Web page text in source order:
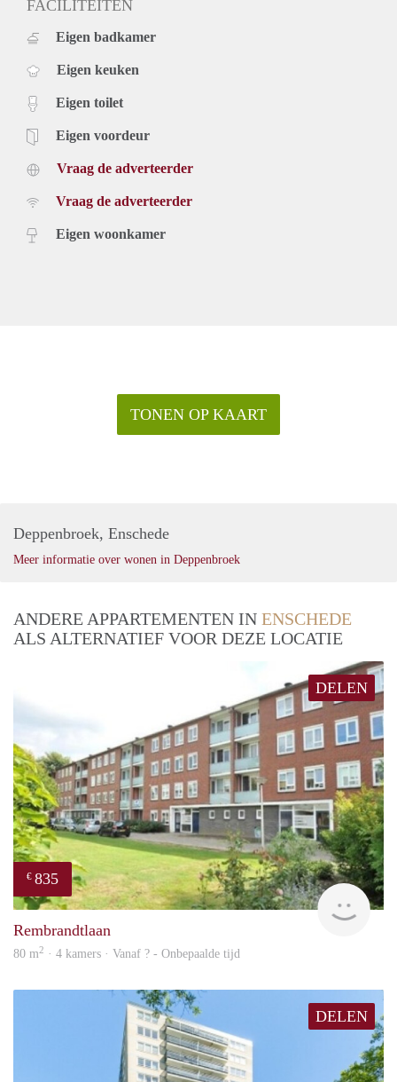
FACILITEITEN
Eigen badkamer
Eigen keuken
Eigen toilet
Eigen voordeur
Vraag de adverteerder
Vraag de adverteerder
Eigen woonkamer
TONEN OP KAART
Deppenbroek, Enschede
Meer informatie over wonen in Deppenbroek
ANDERE APPARTEMENTEN IN ENSCHEDE
ALS ALTERNATIEF VOOR DEZE LOCATIE
DELEN
€ 835
Rembrandtlaan
80 m2 · 4 kamers · Vanaf ? - Onbepaalde tijd
DELEN